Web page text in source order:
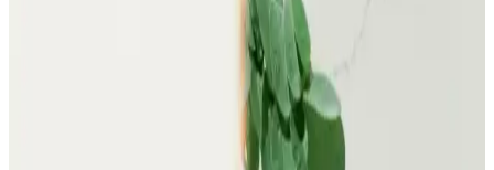
Adidas'ın geniş kadın mont koleksiyonu, stil ve fonksiyonelliği bir
arada sunar. Soğuk havalarda şık ve kullanışlı modellerle tarzınızı
Kadın Pembe Montlar: Moda ve Stil İpuçlarıyla
Renkli Kış Kombinasyonları